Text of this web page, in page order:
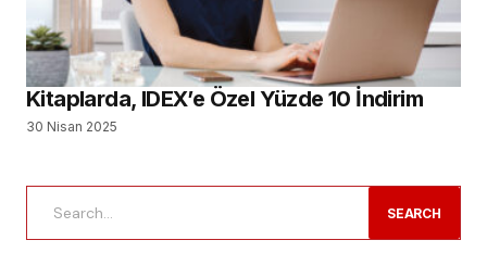
Kitaplarda, IDEX’e Özel Yüzde 10 İndirim
30 Nisan 2025
SEARCH